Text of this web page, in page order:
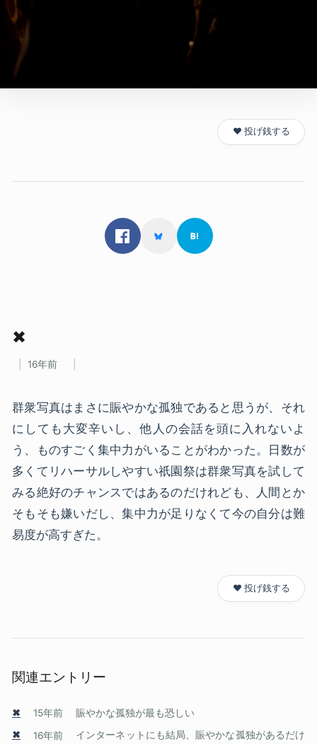
❤️ 投げ銭する
✖
16年前
群衆写真はまさに賑やかな孤独であると思うが、それ
にしても大変辛いし、他人の会話を頭に入れないよ
う、ものすごく集中力がいることがわかった。日数が
多くてリハーサルしやすい祇園祭は群衆写真を試して
みる絶好のチャンスではあるのだけれども、人間とか
そもそも嫌いだし、集中力が足りなくて今の自分は難
易度が高すぎた。
❤️ 投げ銭する
関連エントリー
✖ 15年前
賑やかな孤独が最も恐しい
✖
16年前
インターネットにも結局、賑やかな孤独があるだけ